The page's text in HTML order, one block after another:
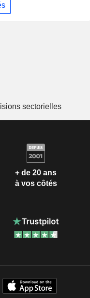
sectorielles
+ de 20 ans
à vos côtés